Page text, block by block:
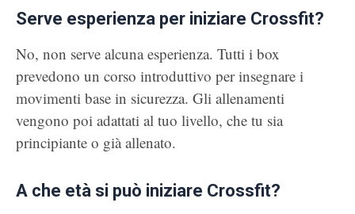
Serve esperienza per iniziare Crossfit?
No, non serve alcuna esperienza. Tutti i box
prevedono un corso introduttivo per insegnare i
movimenti base in sicurezza. Gli allenamenti
vengono poi adattati al tuo livello, che tu sia
principiante o già allenato.
A che età si può iniziare Crossfit?